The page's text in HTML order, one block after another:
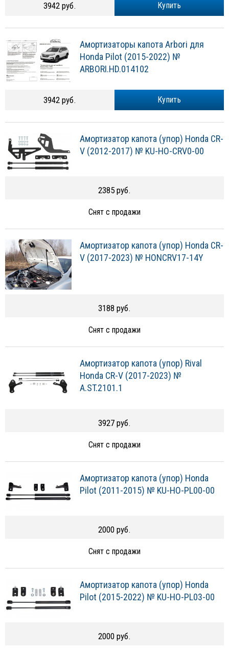
Купить
3942 руб.
Амортизаторы капота Arbori для
Honda Pilot (2015-2022) №
ARBORI.HD.014102
Купить
3942 руб.
Амортизатор капота (упор) Honda CR-
V (2012-2017) № KU-HO-CRV0-00
2385 руб.
Снят с продажи
Амортизатор капота (упор) Honda CR-
V (2017-2023) № HONCRV17-14Y
3188 руб.
Снят с продажи
Амортизатор капота (упор) Rival
Honda CR-V (2017-2023) №
A.ST.2101.1
3927 руб.
Снят с продажи
Амортизатор капота (упор) Honda
Pilot (2011-2015) № KU-HO-PL00-00
2000 руб.
Снят с продажи
Амортизатор капота (упор) Honda
Pilot (2015-2022) № KU-HO-PL03-00
2000 руб.